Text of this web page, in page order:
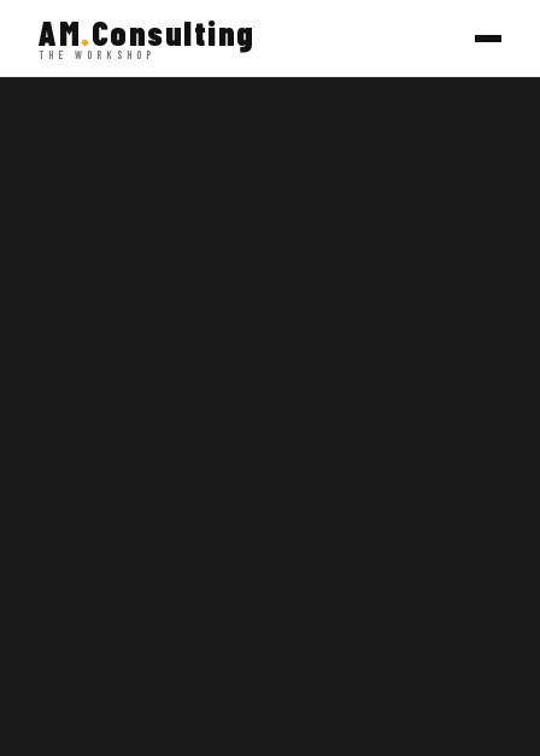
AM.Consulting
THE WORKSHOP